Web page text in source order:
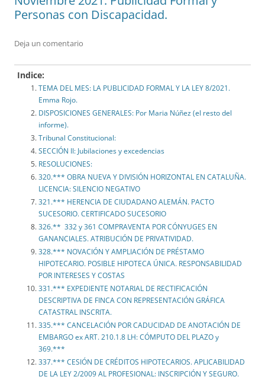
Personas con Discapacidad.
Deja un comentario
Indice:
TEMA DEL MES: LA PUBLICIDAD FORMAL Y LA LEY 8/2021.
Emma Rojo.
DISPOSICIONES GENERALES: Por Maria Núñez (el resto del
informe).
Tribunal Constitucional:
SECCIÓN II: Jubilaciones y excedencias
RESOLUCIONES:
320.*** OBRA NUEVA Y DIVISIÓN HORIZONTAL EN CATALUÑA.
LICENCIA: SILENCIO NEGATIVO
321.*** HERENCIA DE CIUDADANO ALEMÁN. PACTO
SUCESORIO. CERTIFICADO SUCESORIO
326.** 332 y 361 COMPRAVENTA POR CÓNYUGES EN
GANANCIALES. ATRIBUCIÓN DE PRIVATIVIDAD.
328.*** NOVACIÓN Y AMPLIACIÓN DE PRÉSTAMO
HIPOTECARIO. POSIBLE HIPOTECA ÚNICA. RESPONSABILIDAD
POR INTERESES Y COSTAS
331.*** EXPEDIENTE NOTARIAL DE RECTIFICACIÓN
DESCRIPTIVA DE FINCA CON REPRESENTACIÓN GRÁFICA
CATASTRAL INSCRITA.
335.*** CANCELACIÓN POR CADUCIDAD DE ANOTACIÓN DE
EMBARGO ex ART. 210.1.8 LH: CÓMPUTO DEL PLAZO y
369.***
337.*** CESIÓN DE CRÉDITOS HIPOTECARIOS. APLICABILIDAD
DE LA LEY 2/2009 AL PROFESIONAL: INSCRIPCIÓN Y SEGURO.